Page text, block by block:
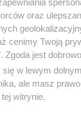
na
a wór do
jemu
Puk Puk,
wszystkim,
oraz
cenimy Twoją
Zgoda jest
w lewym
ale masz
witrynie.